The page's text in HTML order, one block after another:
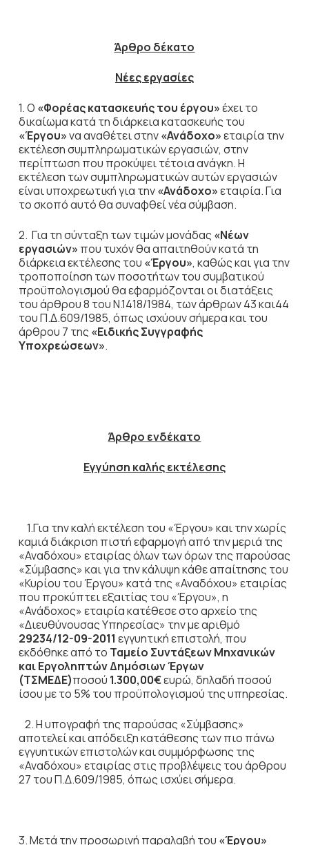
Άρθρο δέκατο
Νέες εργασίες
1. Ο «Φορέας κατασκευής του έργου»έχει το
δικαίωμα κατά τη διάρκεια κατασκευής του
«Έργου»να αναθέτει στην«Ανάδοχο»εταιρία την
εκτέλεση συμπληρωματικών εργασιών, στην
περίπτωση που προκύψει τέτοια ανάγκη. Η
εκτέλεση των συμπληρωματικών αυτών εργασιών
είναι υποχρεωτική για την«Ανάδοχο»εταιρία. Για
το σκοπό αυτό θα συναφθεί νέα σύμβαση.
2. Για τη σύνταξη των τιμών μονάδας «Νέων
εργασιών» που τυχόν θα απαιτηθούν κατά τη
διάρκεια εκτέλεσης του «Έργου», καθώς και για την
τροποποίηση των ποσοτήτων του συμβατικού
προϋπολογισμού θα εφαρμόζονται οι διατάξεις
του άρθρου 8 του Ν.1418/1984, των άρθρων 43 και44
του Π.Δ.609/1985, όπως ισχύουν σήμερα και του
άρθρου 7 της «Ειδικής Συγγραφής
Υποχρεώσεων».
Άρθρο ενδέκατο
Εγγύηση καλής εκτέλεσης
1.Για την καλή εκτέλεση του «Έργου» και την χωρίς
καμιά διάκριση πιστή εφαρμογή από την μεριά της
«Αναδόχου» εταιρίας όλων των όρων της παρούσας
«Σύμβασης» και για την κάλυψη κάθε απαίτησης του
«Κυρίου του Έργου» κατά της «Αναδόχου» εταιρίας
που προκύπτει εξαιτίας του «Έργου», η
«Ανάδοχος» εταιρία κατέθεσε στο αρχείο της
«Διευθύνουσας Υπηρεσίας» την με αριθμό
29234/12-09-2011 εγγυητική επιστολή, που
εκδόθηκε από το Ταμείο Συντάξεων Μηχανικών
και Εργοληπτών Δημόσιων Έργων
(ΤΣΜΕΔΕ)ποσού 1.300,00€ευρώ, δηλαδή ποσού
ίσου με το 5% του προϋπολογισμού της υπηρεσίας.
2. Η υπογραφή της παρούσας «Σύμβασης»
αποτελεί και απόδειξη κατάθεσης των πιο πάνω
εγγυητικών επιστολών και συμμόρφωσης της
«Αναδόχου» εταιρίας στις προβλέψεις του άρθρου
27 του Π.Δ.609/1985, όπως ισχύει σήμερα.
3. Μετά την προσωρινή παραλαβή του «Έργου»